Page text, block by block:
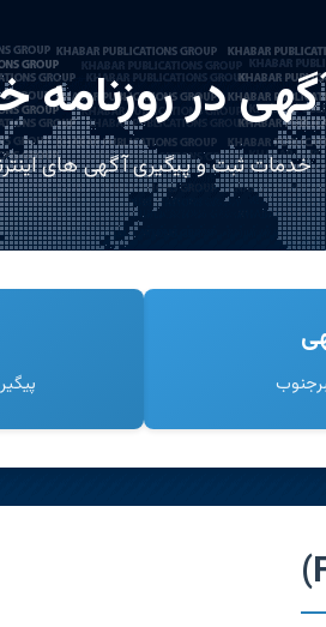
در روزنامه
خدمات ثبت و پیگیری آگهی های